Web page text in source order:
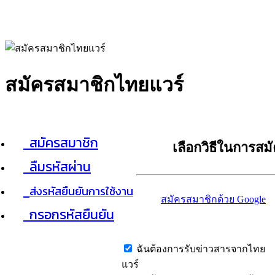
สมัครสมาชิกไทยแวร์
สมัครสมาชิก
ลืมรหัสผ่าน
ส่งรหัสยืนยันการใช้งาน
กรอกรหัสยืนยัน
เลือกวิธีในการส
สมัครสมาชิกด้วย Google
ฉันต้องการรับข่าวสารจากไทย
แวร์